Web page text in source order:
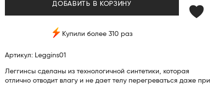
ДОБАВИТЬ В КОРЗИНУ
Купили более 310 раз
Артикул: Leggins01
Леггинсы сделаны из технологичной синтетики, которая
отлично отводит влагу и не дает телу перегреваться даже при